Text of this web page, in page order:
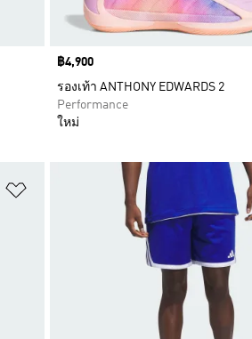
Price
฿4,900
รองเท้า ANTHONY EDWARDS 2
Performance
ใหม่
เพิ่มไปยังรายการสินค้าโปรด